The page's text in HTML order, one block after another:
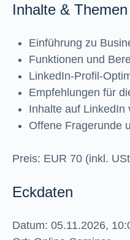
Inhalte & Themen
Einführung zu
Funktionen und
LinkedIn-Profil-
Empfehlungen für
Inhalte auf LinkedIn
Offene Fragerunde
Preis: EUR 70 (inkl.
Eckdaten
Datum: 05.11.2026,